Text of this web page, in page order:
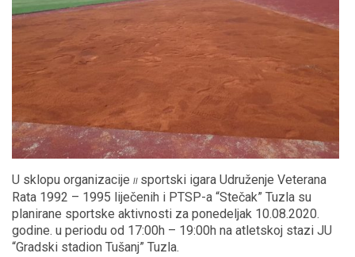
U sklopu organizacije II sportski igara Udruženje Veterana
Rata 1992 – 1995 liječenih i PTSP-a “Stečak” Tuzla su
planirane sportske aktivnosti za ponedeljak 10.08.2020.
godine. u periodu od 17:00h – 19:00h na atletskoj stazi JU
“Gradski stadion Tušanj” Tuzla.